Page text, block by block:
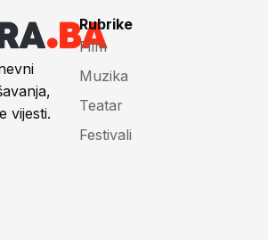
vijesti.
Rubrike
Film
Muzika
Teatar
Festivali